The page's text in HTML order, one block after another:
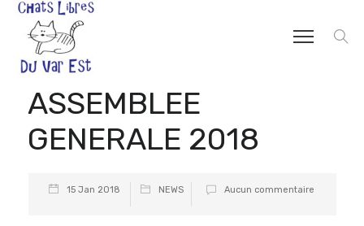
ASSEMBLEE
GENERALE 2018
15 Jan 2018 NEWS Aucun commentaire